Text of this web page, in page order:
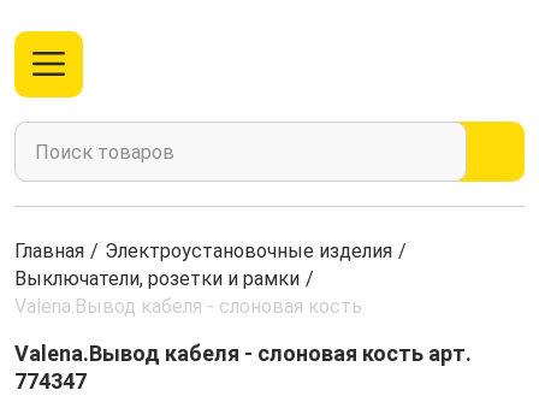
Главная / Электроустановочные изделия /
Выключатели, розетки и рамки /
Valena.Вывод кабеля - слоновая кость
Valena.Вывод кабеля - слоновая кость арт.
774347